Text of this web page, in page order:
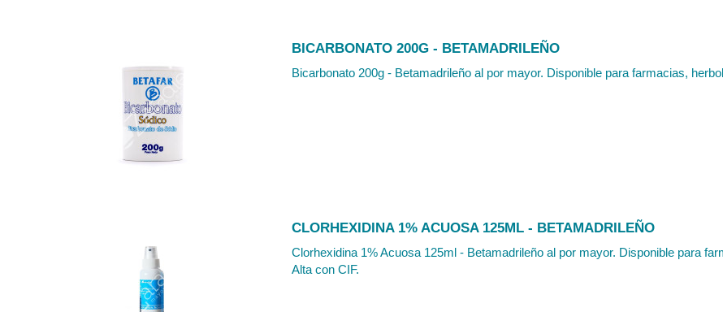
BICARBONATO 200G - BETAMADRILEÑO
Bicarbonato 200g - Betamadrileño al por mayor. Disponible para farmacias,
CLORHEXIDINA 1% ACUOSA 125ML - BETAMADRILEÑO
Clorhexidina 1% Acuosa 125ml - Betamadrileño al por mayor. Disponible para
Alta con CIF.